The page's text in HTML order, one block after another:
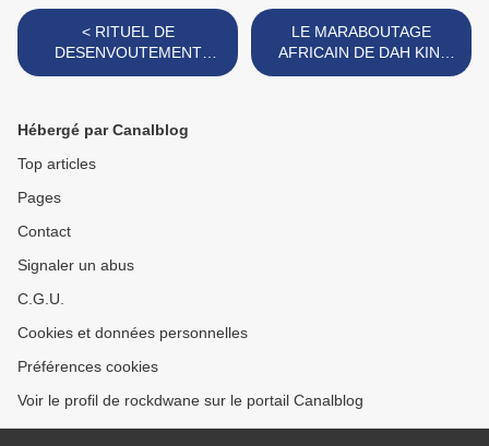
< RITUEL DE
DESENVOUTEMENT
EFFICACE DU MÉDIUM
LE MARABOUTAGE
AFRICAIN DE DAH KINI
DEGBE >
Hébergé par Canalblog
Top articles
Pages
Contact
Signaler un abus
C.G.U.
Cookies et données personnelles
Préférences cookies
Voir le profil de rockdwane sur le portail Canalblog